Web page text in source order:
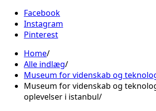
Facebook
Instagram
Pinterest
Home
Alle indlæg
Museum for videnskab og
Museum for videnskab og
oplevelser i istanbul